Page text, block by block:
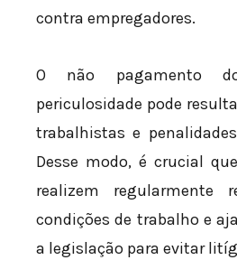
contra empregadores.
O não pagamento
periculosidade pode
trabalhistas e
Desse modo, é crucial
realizem regularmente
condições de trabalho e
a legislação para evitar